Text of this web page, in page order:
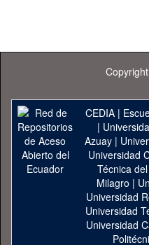
CEDIA|
|
Azuay|
Universidad
Técnica
Milagro |
Universidad
Universidad
Universidad